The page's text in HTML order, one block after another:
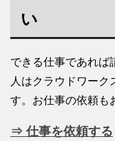
い
できる仕事であれば
人はクラウドワーク
す。お仕事の依頼も
⇒ 仕事を依頼する